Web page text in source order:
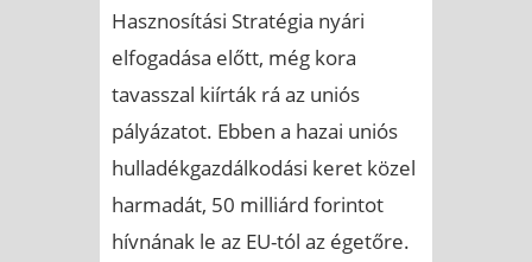
Hasznosítási Stratégia nyári
elfogadása előtt, még kora
tavasszal kiírták rá az uniós
pályázatot. Ebben a hazai uniós
hulladékgazdálkodási keret közel
harmadát, 50 milliárd forintot
hívnának le az EU-tól az égetőre.